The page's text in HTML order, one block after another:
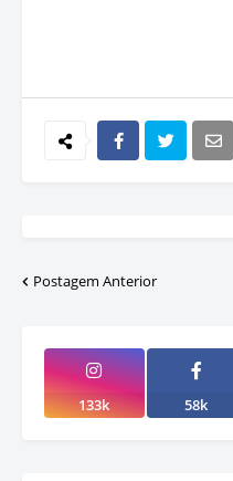
Postagem Anterior
133k 58k